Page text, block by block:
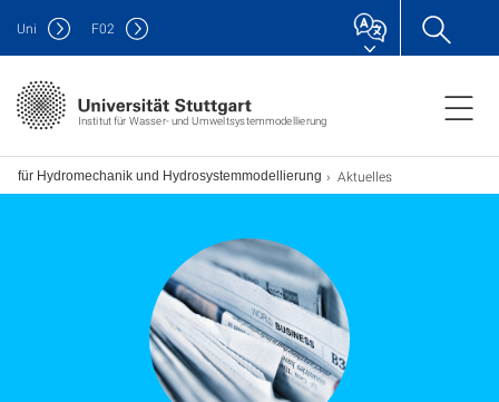
Institut für Wasser- und Umweltsystemmodellierung
Uni F02
für Hydromechanik und Hydrosystemmodellierung Aktuelles